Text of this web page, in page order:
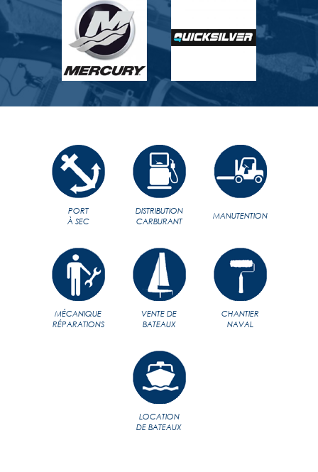
PORT
À SEC
DISTRIBUTION
CARBURANT
MANUTENTION
MÉCANIQUE
RÉPARATIONS
VENTE DE
BATEAUX
CHANTIER
NAVAL
LOCATION
DE BATEAUX